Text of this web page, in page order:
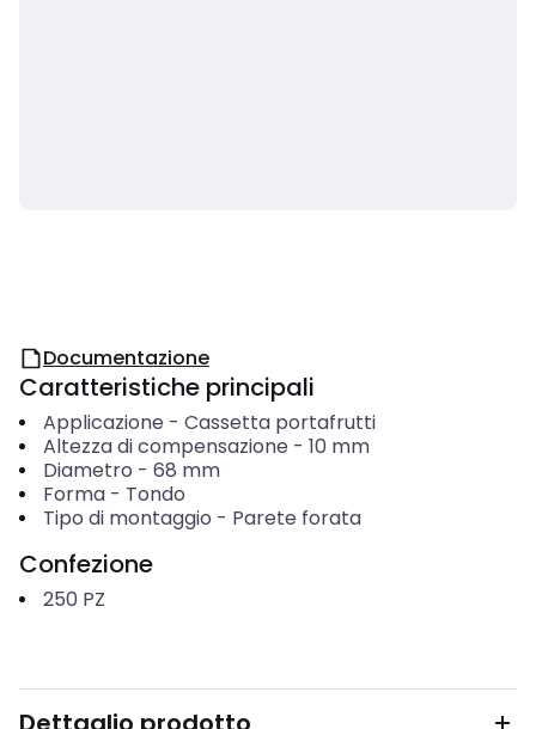
Documentazione
Caratteristiche principali
Applicazione - Cassetta portafrutti
Altezza di compensazione - 10 mm
Diametro - 68 mm
Forma- Tondo
Tipo di montaggio - Parete forata
Confezione
250 PZ